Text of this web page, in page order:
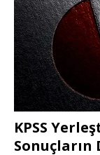
KPSS
Sonuçların